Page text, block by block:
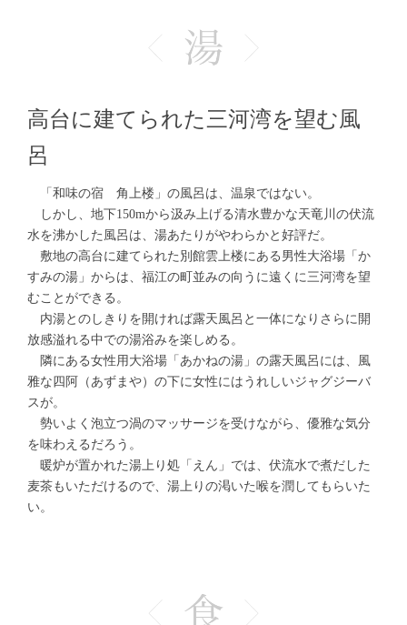
高台に建てられた三河湾を望む風
呂
「和味の宿 角上楼」の風呂は、温泉ではない。
しかし、地下150mから汲み上げる清水豊かな天竜川の伏流
水を沸かした風呂は、湯あたりがやわらかと好評だ。
敷地の高台に建てられた別館雲上楼にある男性大浴場「か
すみの湯」からは、福江の町並みの向うに遠くに三河湾を望
むことができる。
内湯とのしきりを開ければ露天風呂と一体になりさらに開
放感溢れる中での湯浴みを楽しめる。
隣にある女性用大浴場「あかねの湯」の露天風呂には、風
雅な四阿（あずまや）の下に女性にはうれしいジャグジーバ
スが。
勢いよく泡立つ渦のマッサージを受けながら、優雅な気分
を味わえるだろう。
暖炉が置かれた湯上り処「えん」では、伏流水で煮だした
麦茶もいただけるので、湯上りの渇いた喉を潤してもらいた
い。